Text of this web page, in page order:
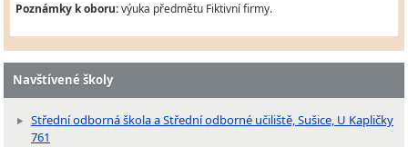
Poznámky k oboru:výuka předmětu Fiktivní firmy.
Navštívené školy
Střední odborná škola a Střední odborné učiliště, Sušice, U Kapličky
761